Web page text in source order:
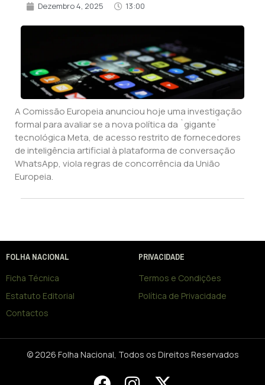
Dezembro 4, 2025 13:00
A Comissão Europeia anunciou hoje uma investigação
formal para avaliar se a nova política da `gigante`
tecnológica Meta, de acesso restrito de fornecedores
de inteligência artificial à plataforma de conversação
WhatsApp, viola regras de concorrência da União
Europeia.
FOLHA NACIONAL
Ficha Técnica
Estatuto Editorial
Contactos
PRIVACIDADE
Termos e Condições
Política de Privacidade
© 2026 Folha Nacional, Todos os Direitos Reservados